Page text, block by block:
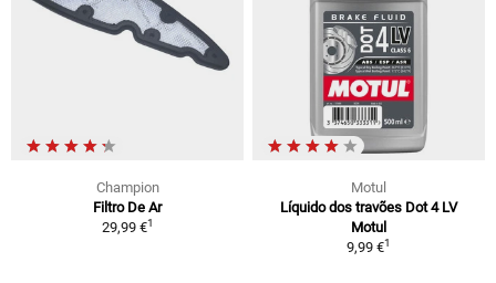
Champion
Filtro De Ar
29,99 €1
Motul
Líquido dos travões Dot 4 LV
Motul
9,99 €1